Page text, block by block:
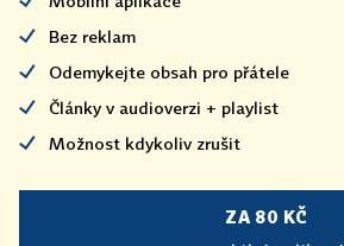
Bez reklam
Odemykejte obsah pro přátele
Články v audioverzi + playlist
Možnost kdykoliv zrušit
ZA 80 KČ